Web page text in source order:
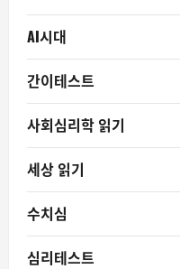
AI시대
간이테스트
사회심리학 읽기
세상 읽기
수치심
심리테스트